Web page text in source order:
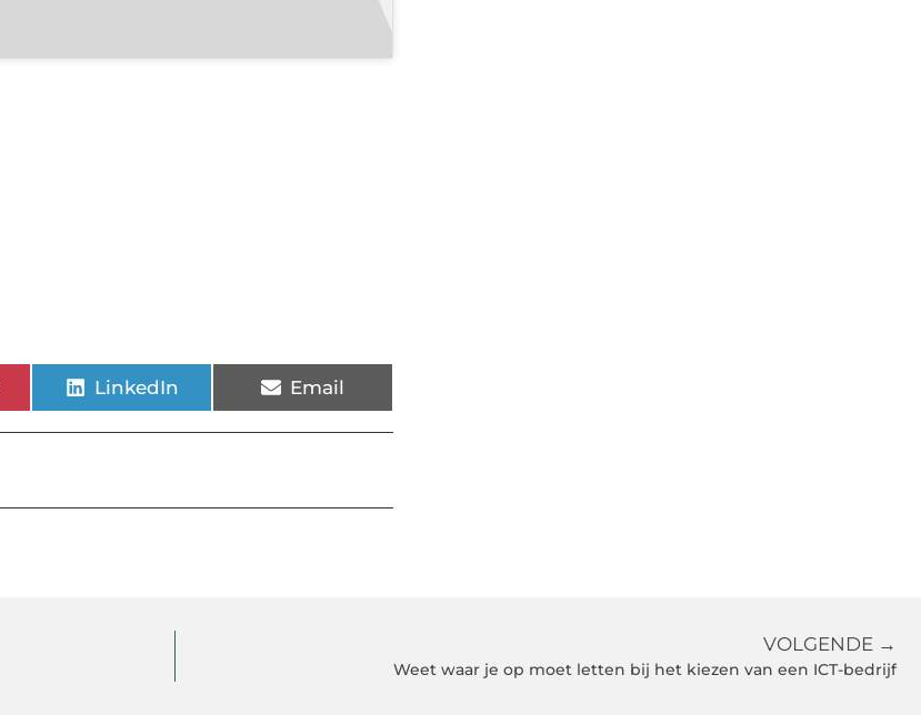
LinkedIn Email
VOLGENDE →
Weet waar je op moet letten bij het kiezen van een ICT-bedrijf